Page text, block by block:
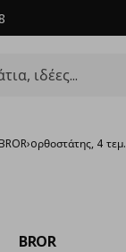
›oρθοστάτης, 4 τεμ.
BROR